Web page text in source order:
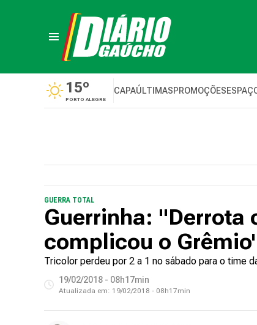
15º
PORTO ALEGRE
CAPAÚLTIMASPROMOÇÕES
GUERRA TOTAL
Guerrinha: "Derrota
complicou o
Tricolor perdeu por 2 a 1 no sábado para o time
19/02/2018 - 08h17min
Atualizada em: 19/02/2018 - 08h17min